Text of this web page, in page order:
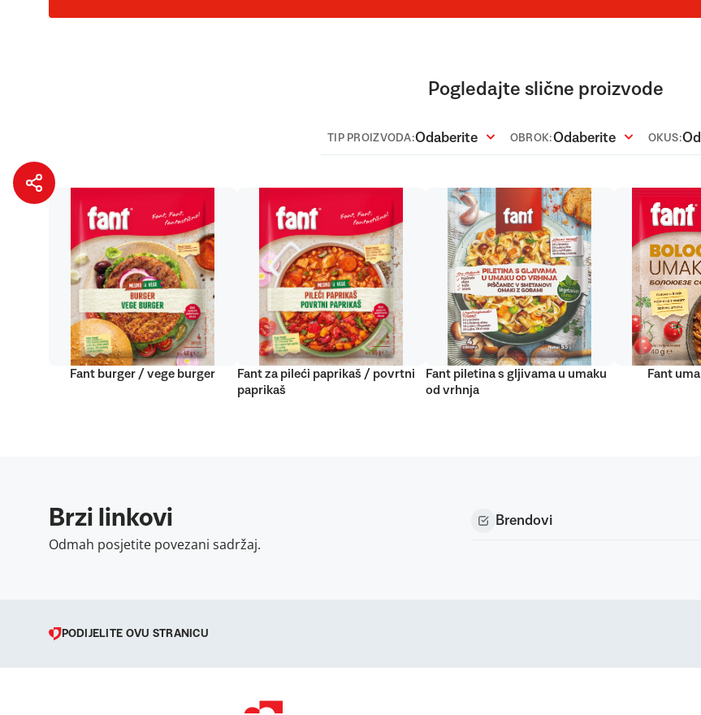
Pogledajte slične proizvode
TIP PROIZVODA:Odaberite OBROK:Odaberite OKUS:
Fant burger / vege burger
Fant za pileći paprikaš / povrtni
paprikaš
Fant piletina s gljivama u umaku
od vrhnja
Fant
Brzi linkovi
Odmah posjetite povezani sadržaj.
Brendovi
PODIJELITE OVU STRANICU